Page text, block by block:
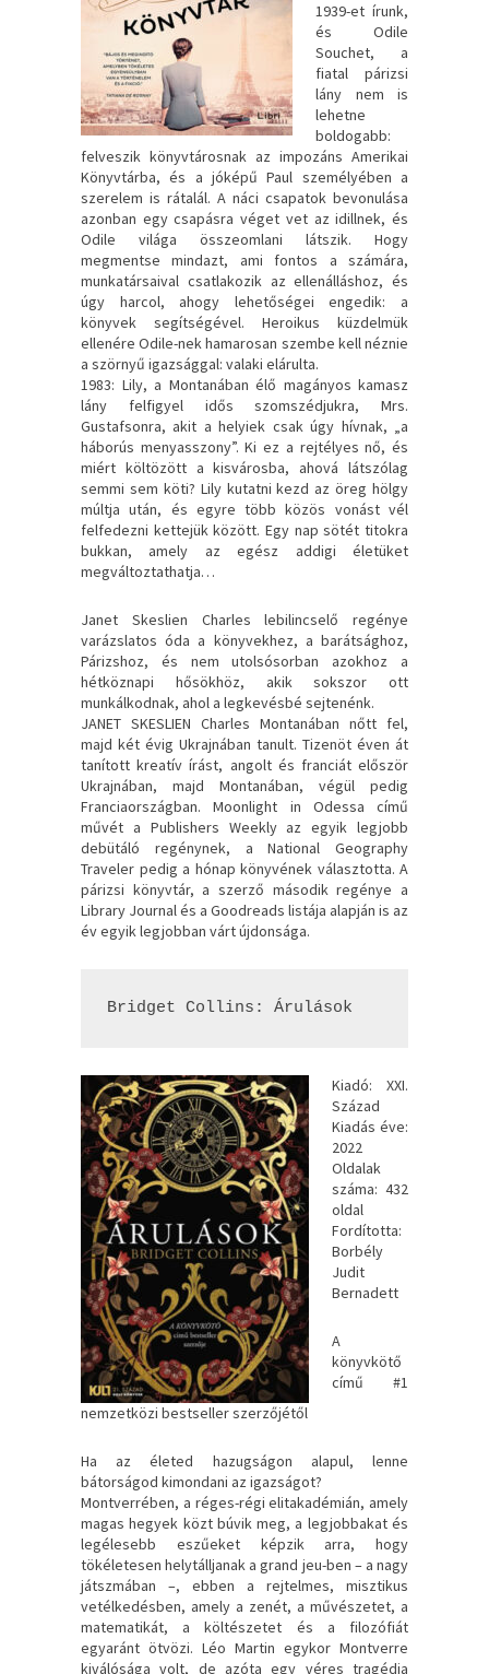
1939-et ​írunk,
és Odile
Souchet, a
fiatal párizsi
lány nem is
lehetne
boldogabb:
felveszik könyvtárosnak az impozáns Amerikai
Könyvtárba, és a jóképű Paul személyében a
szerelem is rátalál. A náci csapatok bevonulása
azonban egy csapásra véget vet az idillnek, és
Odile világa összeomlani látszik. Hogy
megmentse mindazt, ami fontos a számára,
munkatársaival csatlakozik az ellenálláshoz, és
úgy harcol, ahogy lehetőségei engedik: a
könyvek segítségével. Heroikus küzdelmük
ellenére Odile-nek hamarosan szembe kell néznie
a szörnyű igazsággal: valaki elárulta.
1983: Lily, a Montanában élő magányos kamasz
lány felfigyel idős szomszédjukra, Mrs.
Gustafsonra, akit a helyiek csak úgy hívnak, „a
háborús menyasszony”. Ki ez a rejtélyes nő, és
miért költözött a kisvárosba, ahová látszólag
semmi sem köti? Lily kutatni kezd az öreg hölgy
múltja után, és egyre több közös vonást vél
felfedezni kettejük között. Egy nap sötét titokra
bukkan, amely az egész addigi életüket
megváltoztathatja…
Janet Skeslien Charles lebilincselő regénye
varázslatos óda a könyvekhez, a barátsághoz,
Párizshoz, és nem utolsósorban azokhoz a
hétköznapi hősökhöz, akik sokszor ott
munkálkodnak, ahol a legkevésbé sejtenénk.
JANET SKESLIEN Charles Montanában nőtt fel,
majd két évig Ukrajnában tanult. Tizenöt éven át
tanított kreatív írást, angolt és franciát először
Ukrajnában, majd Montanában, végül pedig
Franciaországban. Moonlight in Odessa című
művét a Publishers Weekly az egyik legjobb
debütáló regénynek, a National Geography
Traveler pedig a hónap könyvének választotta. A
párizsi könyvtár, a szerző második regénye a
Library Journal és a Goodreads listája alapján is az
év egyik legjobban várt újdonsága.
Bridget Collins: Árulások
Kiadó: XXI.
Század
Kiadás éve:
2022
Oldalak
száma: 432
oldal
Fordította:
Borbély
Judit
Bernadett
A ​
könyvkötő
című #1
nemzetközi bestseller szerzőjétől
Ha az életed hazugságon alapul, lenne
bátorságod kimondani az igazságot?
Montverrében, a réges-régi elitakadémián, amely
magas hegyek közt búvik meg, a legjobbakat és
legélesebb eszűeket képzik arra, hogy
tökéletesen helytálljanak a grand jeu-ben – a nagy
játszmában –, ebben a rejtelmes, misztikus
vetélkedésben, amely a zenét, a művészetet, a
matematikát, a költészetet és a filozófiát
egyaránt ötvözi. Léo Martin egykor Montverre
kiválósága volt, de azóta egy véres tragédia